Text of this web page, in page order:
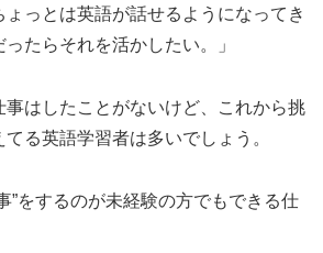
っとは英語が話せるようになってき
たらそれを活かしたい。」
事はしたことがないけど、これから挑
る英語学習者は多いでしょう。
”をするのが未経験の方でもできる仕